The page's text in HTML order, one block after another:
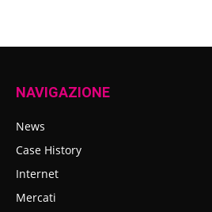
NAVIGAZIONE
News
Case History
Internet
Mercati